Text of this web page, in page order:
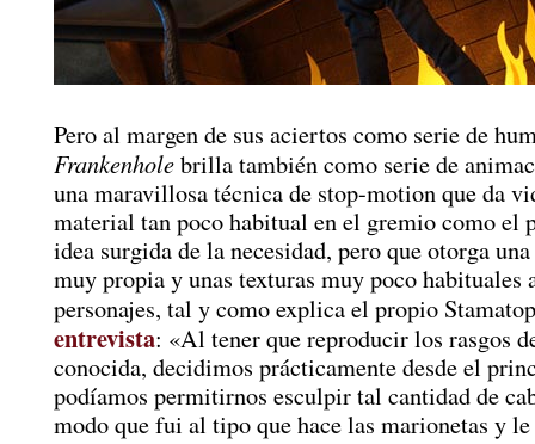
Pero al margen de sus aciertos como serie de
Frankenholebrilla también como serie de
una maravillosa técnica de stop-motion que da
material tan poco habitual en el gremio como el
idea surgida de la necesidad, pero que otorga
muy propia y unas texturas muy poco habituales
personajes, tal y como explica el propio
entrevista: «Al tener que reproducir los rasgos
conocida, decidimos prácticamente desde el
podíamos permitirnos esculpir tal cantidad de
modo que fui al tipo que hace las marionetas y